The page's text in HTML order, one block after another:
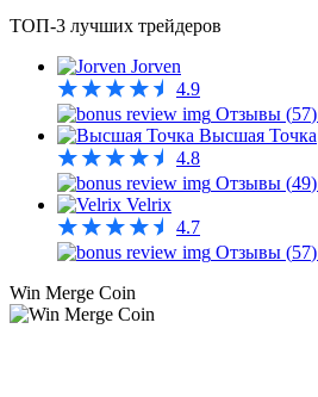
ТОП-3 лучших трейдеров
Jorven
4.9
Отзывы (57)
Высшая Точка
4.8
Отзывы (49)
Velrix
4.7
Отзывы (57)
Win Merge Coin